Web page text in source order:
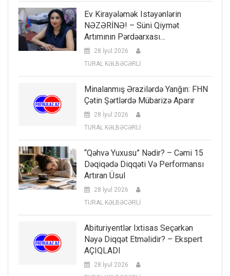
Ev Kirayələmək Istəyənlərin
NƏZƏRİNƏ! – Süni Qiymət
Artımının Pərdəarxası…
28 İyul 2026
TURAL KƏLBƏCƏRLİ
Minalanmış Ərazilərdə Yanğın: FHN
Çətin Şərtlərdə Mübarizə Aparır
28 İyul 2026
TURAL KƏLBƏCƏRLİ
“Qəhvə Yuxusu” Nədir? – Cəmi 15
Dəqiqədə Diqqəti Və Performansı
Artıran Üsul
28 İyul 2026
TURAL KƏLBƏCƏRLİ
Abituriyentlər Ixtisas Seçərkən
Nəyə Diqqət Etməlidir? – Ekspert
AÇIQLADI
28 İyul 2026